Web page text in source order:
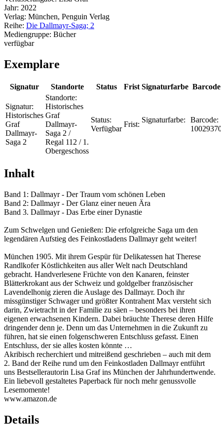
Jahr: 2022
Verlag: München, Penguin Verlag
Reihe: Die Dallmayr-Saga; 2
Mediengruppe: Bücher
verfügbar
Exemplare
Signatur Standorte Status Frist Signaturfarbe Barcode
Signatur:
Historisches
Graf
Dallmayr-
Saga 2
Standorte:
Historisches
Graf
Dallmayr-
Saga 2 /
Regal 112 / 1.
Obergeschoss
Status:
Verfügbar
Frist:
Signaturfarbe:
Barcode:
Inhalt
Band 1: Dallmayr - Der Traum vom schönen Leben
Band 2: Dallmayr - Der Glanz einer neuen Ära
Band 3. Dallmayr - Das Erbe einer Dynastie
Zum Schwelgen und Genießen: Die erfolgreiche Saga um den
legendären Aufstieg des Feinkostladens Dallmayr geht weiter!
München 1905. Mit ihrem Gespür für Delikatessen hat Therese
Randlkofer Köstlichkeiten aus aller Welt nach Deutschland
gebracht. Handverlesene Früchte von den Kanaren, feinster
Blätterkrokant aus der Schweiz und goldgelber französischer
Lavendelhonig zieren die Auslage des Dallmayr. Doch ihr
missgünstiger Schwager und größter Kontrahent Max versteht sich
darin, Zwietracht in der Familie zu säen – besonders bei ihren
eigenen erwachsenen Kindern. Dabei bräuchte Therese deren Hilfe
dringender denn je. Denn um das Unternehmen in die Zukunft zu
führen, hat sie einen folgenschweren Entschluss gefasst. Einen
Entschluss, der sie alles kosten könnte …
Akribisch recherchiert und mitreißend geschrieben – auch mit dem
2. Band der Reihe rund um den Feinkostladen Dallmayr entführt
uns Bestsellerautorin Lisa Graf ins München der Jahrhundertwende.
Ein liebevoll gestaltetes Paperback für noch mehr genussvolle
Lesemomente!
www.amazon.de
Details